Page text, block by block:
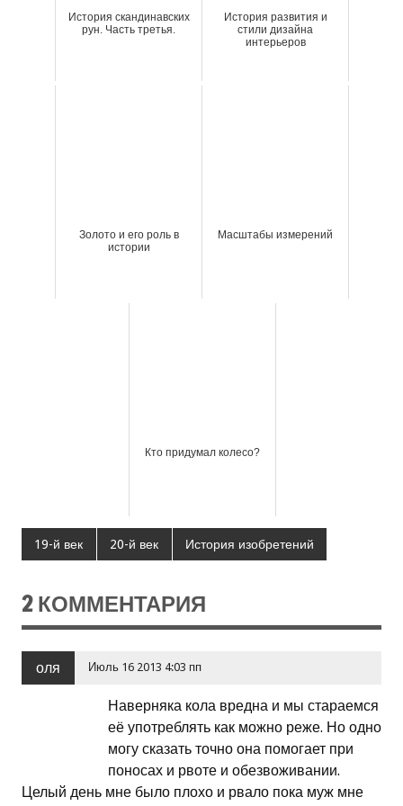
История скандинавских
рун. Часть третья.
История развития и
стили дизайна
интерьеров
Золото и его роль в
истории
Масштабы измерений
Кто придумал колесо?
19-й век 20-й век История изобретений
2 КОММЕНТАРИЯ
оля Июль 16 2013 4:03 пп
Наверняка кола вредна и мы стараемся
её употреблять как можно реже. Но одно
могу сказать точно она помогает при
поносах и рвоте и обезвоживании.
Целый день мне было плохо и рвало пока муж мне